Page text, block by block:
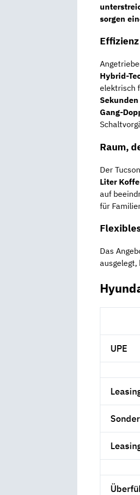
sorgen
Hybrid-
elektrisch
Gang-
Raum,
Der
Liter
auf
für
Das
ausgelegt,
UPE